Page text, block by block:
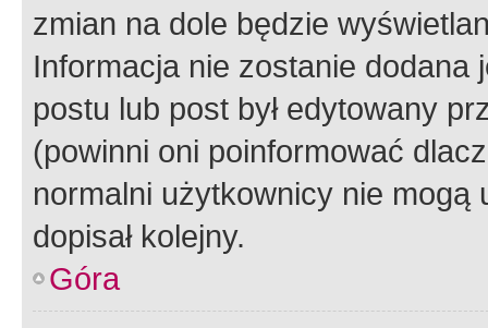
zmian na dole będzie
Informacja nie zostanie dodana
postu lub post był edytowany
(powinni oni poinformować
normalni użytkownicy nie
dopisał kolejny.
Góra